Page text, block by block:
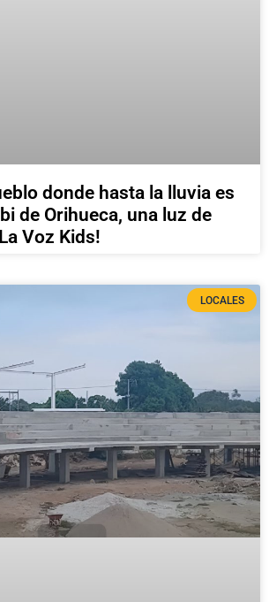
donde hasta la lluvia es
de Orihueca, una luz de
Voz Kids!
LOCALES